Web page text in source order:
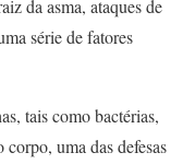
da asma, ataques de
série de fatores
tais como bactérias,
uma das defesas